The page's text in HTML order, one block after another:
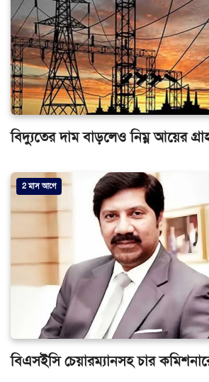
বিদ্যুতের দাম বাড়লেও নিম্ন আয়ের
2 মাস আগে
বিএসইসি চেয়ারম্যানসহ চার